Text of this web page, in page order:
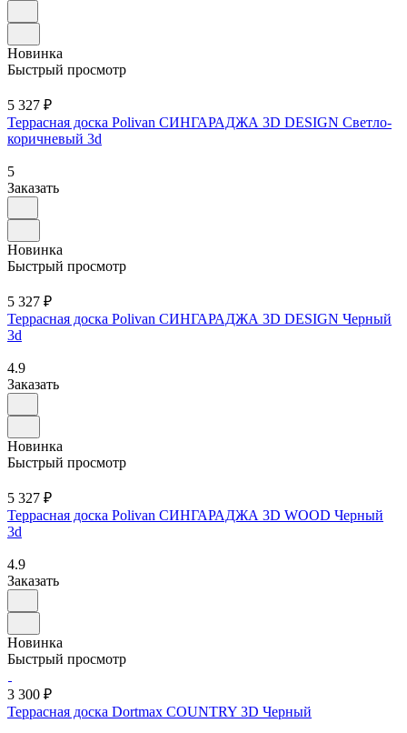
Новинка
Быстрый просмотр
5 327 ₽
Террасная доска Polivan СИНГАРАДЖА 3D DESIGN Светло-
коричневый 3d
5
Заказать
Новинка
Быстрый просмотр
5 327 ₽
Террасная доска Polivan СИНГАРАДЖА 3D DESIGN Черный
3d
4.9
Заказать
Новинка
Быстрый просмотр
5 327 ₽
Террасная доска Polivan СИНГАРАДЖА 3D WOOD Черный
3d
4.9
Заказать
Новинка
Быстрый просмотр
3 300 ₽
Террасная доска Dortmax COUNTRY 3D Черный